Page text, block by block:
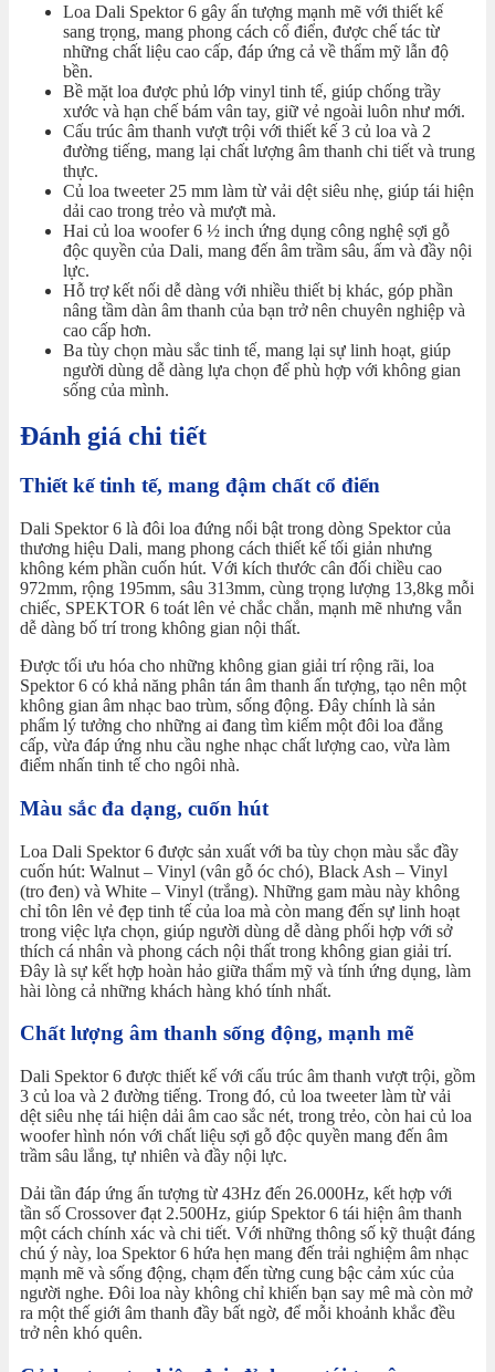
Loa Dali Spektor 6 gây ấn tượng mạnh mẽ với thiết kế
sang trọng, mang phong cách cổ điển, được chế tác từ
những chất liệu cao cấp, đáp ứng cả về thẩm mỹ lẫn độ
bền.
Bề mặt loa được phủ lớp vinyl tinh tế, giúp chống trầy
xước và hạn chế bám vân tay, giữ vẻ ngoài luôn như mới.
Cấu trúc âm thanh vượt trội với thiết kế 3 củ loa và 2
đường tiếng, mang lại chất lượng âm thanh chi tiết và trung
thực.
Củ loa tweeter 25 mm làm từ vải dệt siêu nhẹ, giúp tái hiện
dải cao trong trẻo và mượt mà.
Hai củ loa woofer 6 ½ inch ứng dụng công nghệ sợi gỗ
độc quyền của Dali, mang đến âm trầm sâu, ấm và đầy nội
lực.
Hỗ trợ kết nối dễ dàng với nhiều thiết bị khác, góp phần
nâng tầm dàn âm thanh của bạn trở nên chuyên nghiệp và
cao cấp hơn.
Ba tùy chọn màu sắc tinh tế, mang lại sự linh hoạt, giúp
người dùng dễ dàng lựa chọn để phù hợp với không gian
sống của mình.
Đánh giá chi tiết
Thiết kế tinh tế, mang đậm chất cổ điển
Dali Spektor 6 là đôi loa đứng nổi bật trong dòng Spektor của
thương hiệu Dali, mang phong cách thiết kế tối giản nhưng
không kém phần cuốn hút. Với kích thước cân đối chiều cao
972mm, rộng 195mm, sâu 313mm, cùng trọng lượng 13,8kg mỗi
chiếc, SPEKTOR 6 toát lên vẻ chắc chắn, mạnh mẽ nhưng vẫn
dễ dàng bố trí trong không gian nội thất.
Được tối ưu hóa cho những không gian giải trí rộng rãi, loa
Spektor 6 có khả năng phân tán âm thanh ấn tượng, tạo nên một
không gian âm nhạc bao trùm, sống động. Đây chính là sản
phẩm lý tưởng cho những ai đang tìm kiếm một đôi loa đẳng
cấp, vừa đáp ứng nhu cầu nghe nhạc chất lượng cao, vừa làm
điểm nhấn tinh tế cho ngôi nhà.
Màu sắc đa dạng, cuốn hút
Loa Dali Spektor 6 được sản xuất với ba tùy chọn màu sắc đầy
cuốn hút: Walnut – Vinyl (vân gỗ óc chó), Black Ash – Vinyl
(tro đen) và White – Vinyl (trắng). Những gam màu này không
chỉ tôn lên vẻ đẹp tinh tế của loa mà còn mang đến sự linh hoạt
trong việc lựa chọn, giúp người dùng dễ dàng phối hợp với sở
thích cá nhân và phong cách nội thất trong không gian giải trí.
Đây là sự kết hợp hoàn hảo giữa thẩm mỹ và tính ứng dụng, làm
hài lòng cả những khách hàng khó tính nhất.
Chất lượng âm thanh sống động, mạnh mẽ
Dali Spektor 6 được thiết kế với cấu trúc âm thanh vượt trội, gồm
3 củ loa và 2 đường tiếng. Trong đó, củ loa tweeter làm từ vải
dệt siêu nhẹ tái hiện dải âm cao sắc nét, trong trẻo, còn hai củ loa
woofer hình nón với chất liệu sợi gỗ độc quyền mang đến âm
trầm sâu lắng, tự nhiên và đầy nội lực.
Dải tần đáp ứng ấn tượng từ 43Hz đến 26.000Hz, kết hợp với
tần số Crossover đạt 2.500Hz, giúp Spektor 6 tái hiện âm thanh
một cách chính xác và chi tiết. Với những thông số kỹ thuật đáng
chú ý này, loa Spektor 6 hứa hẹn mang đến trải nghiệm âm nhạc
mạnh mẽ và sống động, chạm đến từng cung bậc cảm xúc của
người nghe. Đôi loa này không chỉ khiến bạn say mê mà còn mở
ra một thế giới âm thanh đầy bất ngờ, để mỗi khoảnh khắc đều
trở nên khó quên.